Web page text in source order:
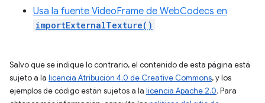
Usa la fuente VideoFrame de WebCodecs en
importExternalTexture()
Salvo que se indique lo contrario, el contenido de esta página está
sujeto a la licencia Atribución 4.0 de Creative Commons, y los
ejemplos de código están sujetos a la licencia Apache 2.0. Para